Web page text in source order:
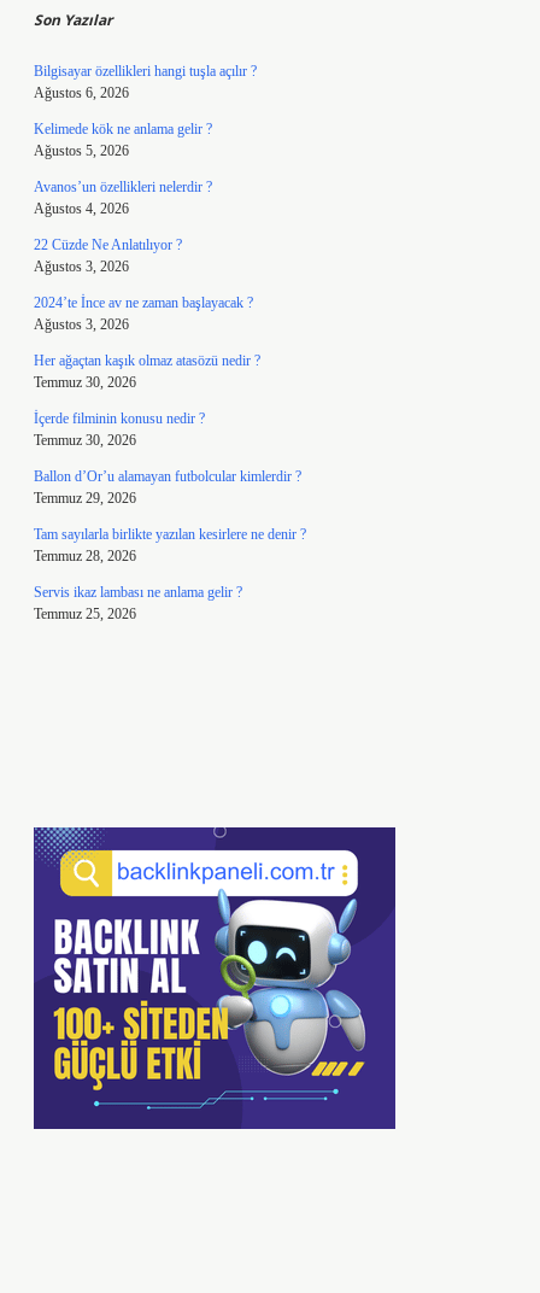
Son Yazılar
Bilgisayar özellikleri hangi tuşla açılır ?
Ağustos 6, 2026
Kelimede kök ne anlama gelir ?
Ağustos 5, 2026
Avanos’un özellikleri nelerdir ?
Ağustos 4, 2026
22 Cüzde Ne Anlatılıyor ?
Ağustos 3, 2026
2024’te İnce av ne zaman başlayacak ?
Ağustos 3, 2026
Her ağaçtan kaşık olmaz atasözü nedir ?
Temmuz 30, 2026
İçerde filminin konusu nedir ?
Temmuz 30, 2026
Ballon d’Or’u alamayan futbolcular kimlerdir ?
Temmuz 29, 2026
Tam sayılarla birlikte yazılan kesirlere ne denir ?
Temmuz 28, 2026
Servis ikaz lambası ne anlama gelir ?
Temmuz 25, 2026